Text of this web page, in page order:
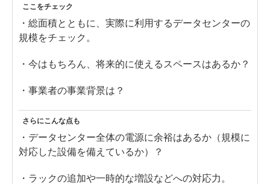
ここをチェック
・総面積とともに、実際に利用するデータセンターの
規模をチェック。
・今はもちろん、将来的に使えるスペースはあるか？
・事業者の事業背景は？
さらにこんな点も
・データセンター全体の電源に余裕はあるか（規模に
対応した設備を備えているか）？
・ラックの追加や一時的な増設などへの対応力。